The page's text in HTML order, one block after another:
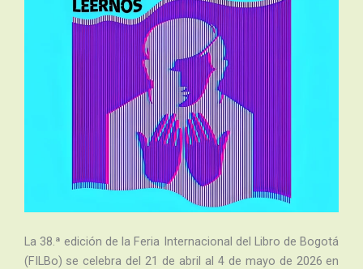
La 38.ª edición de la Feria Internacional del Libro de Bogotá
(FILBo) se celebra del 21 de abril al 4 de mayo de 2026 en